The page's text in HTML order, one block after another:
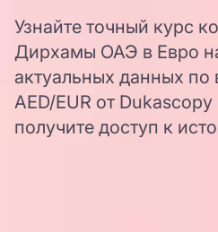
Узнайте точный курс
Дирхамы ОАЭ в Евро
актуальных данных по
AED/EUR от
получите доступ к